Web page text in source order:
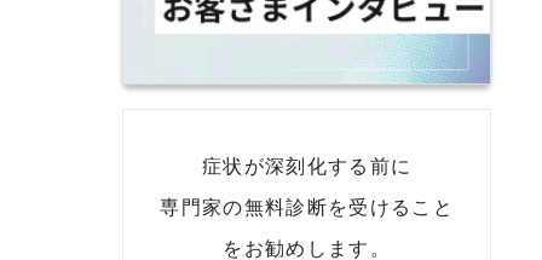
症状が深刻化する前に
専門家の無料診断を受けること
をお勧めします。